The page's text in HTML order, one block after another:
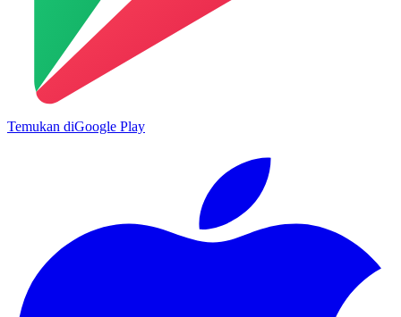
Temukan diGoogle Play